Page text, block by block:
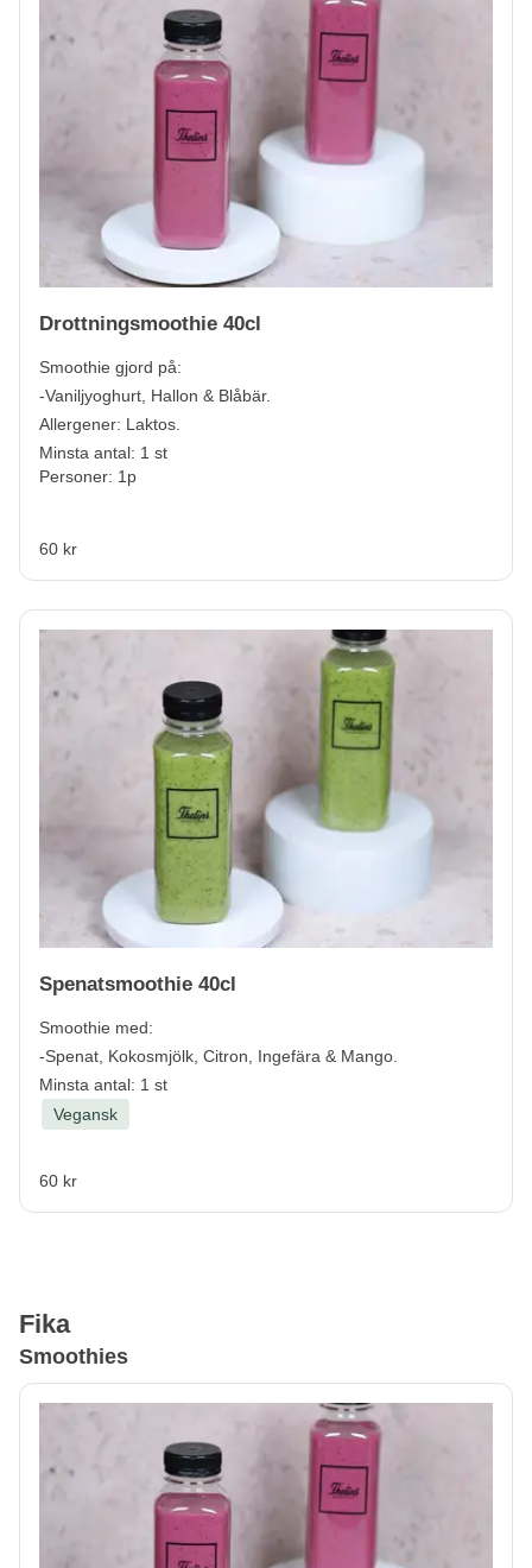
Drottningsmoothie 40cl
Smoothie gjord på:
-Vaniljyoghurt, Hallon & Blåbär.
Allergener: Laktos.
Minsta antal: 1 st
Personer: 1p
60 kr
Spenatsmoothie 40cl
Smoothie med:
-Spenat, Kokosmjölk, Citron, Ingefära & Mango.
Minsta antal: 1 st
Vegansk
60 kr
Fika
Smoothies